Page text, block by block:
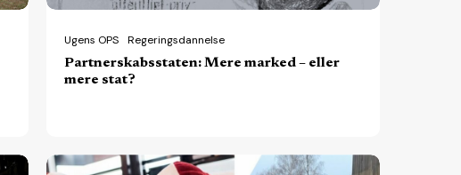
Ugens OPS
Regeringsdannelse
Partnerskabsstaten: Mere marked – eller
mere stat?
I